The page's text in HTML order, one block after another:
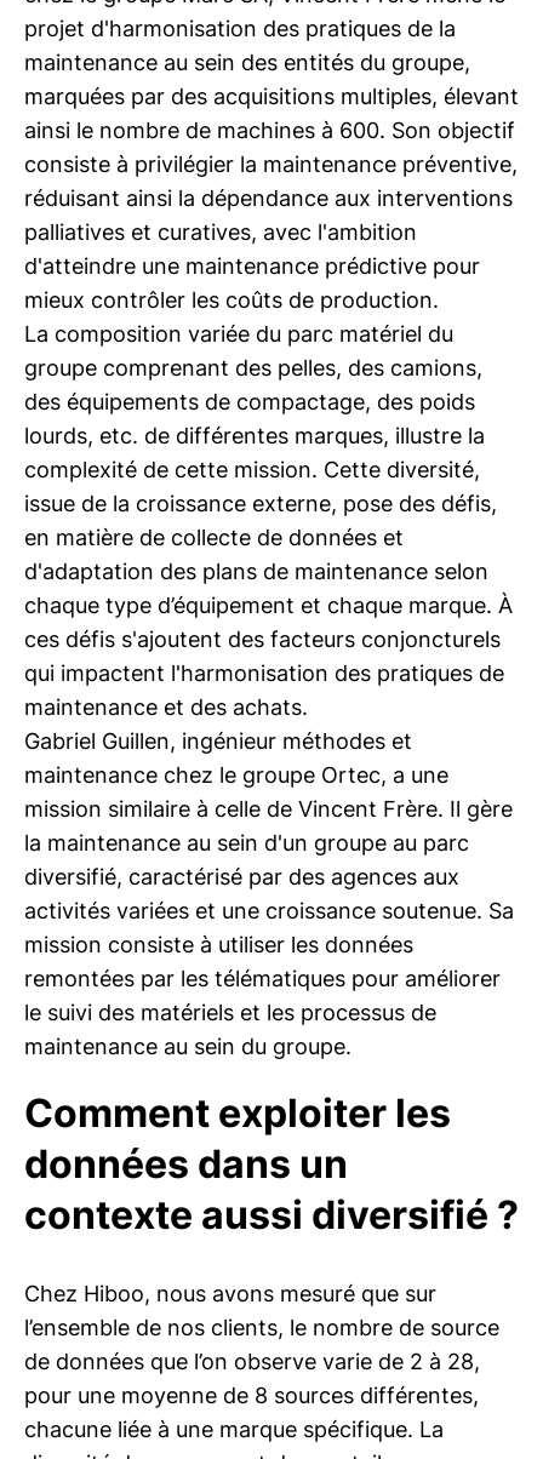
projet d'harmonisation des pratiques de la
maintenance au sein des entités du groupe,
marquées par des acquisitions multiples, élevant
ainsi le nombre de machines à 600. Son objectif
consiste à privilégier la maintenance préventive,
réduisant ainsi la dépendance aux interventions
palliatives et curatives, avec l'ambition
d'atteindre une maintenance prédictive pour
mieux contrôler les coûts de production.
La composition variée du parc matériel du
groupe comprenant des pelles, des camions,
des équipements de compactage, des poids
lourds, etc. de différentes marques, illustre la
complexité de cette mission. Cette diversité,
issue de la croissance externe, pose des défis,
en matière de collecte de données et
d'adaptation des plans de maintenance selon
chaque type d’équipement et chaque marque. À
ces défis s'ajoutent des facteurs conjoncturels
qui impactent l'harmonisation des pratiques de
maintenance et des achats.
Gabriel Guillen, ingénieur méthodes et
maintenance chez le groupe Ortec, a une
mission similaire à celle de Vincent Frère. Il gère
la maintenance au sein d'un groupe au parc
diversifié, caractérisé par des agences aux
activités variées et une croissance soutenue. Sa
mission consiste à utiliser les données
remontées par les télématiques pour améliorer
le suivi des matériels et les processus de
maintenance au sein du groupe.
Comment exploiter les
données dans un
contexte aussi diversifié ?
Chez Hiboo, nous avons mesuré que sur
l’ensemble de nos clients, le nombre de source
de données que l’on observe varie de 2 à 28,
pour une moyenne de 8 sources différentes,
chacune liée à une marque spécifique. La